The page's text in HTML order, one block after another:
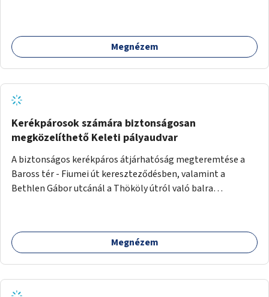
Megnézem
Kerékpárosok számára biztonságosan
megközelíthető Keleti pályaudvar
A biztonságos kerékpáros átjárhatóság megteremtése a
Baross tér - Fiumei út kereszteződésben, valamint a
Bethlen Gábor utcánál a Thököly útról való balra
Megnézem